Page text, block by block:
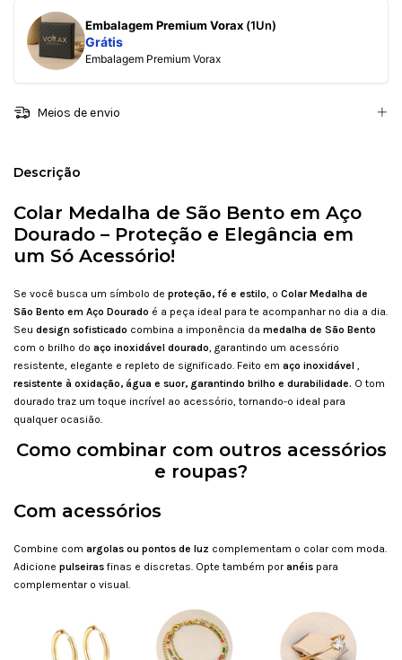
Embalagem Premium Vorax (1Un)
Grátis
Embalagem Premium Vorax
Meios de envio
Descrição
Colar Medalha de São Bento em Aço
Dourado – Proteção e Elegância em
um Só Acessório!
Se você busca um símbolo de proteção, fé e estilo, o Colar Medalha de
São Bento em Aço Dourado é a peça ideal para te acompanhar no dia a dia.
Seu design sofisticado combina a imponência da medalha de São Bento
com o brilho do aço inoxidável dourado, garantindo um acessório
resistente, elegante e repleto de significado. Feito em aço inoxidável ,
resistente à oxidação, água e suor, garantindo brilho e durabilidade. O tom
dourado traz um toque incrível ao acessório, tornando-o ideal para
qualquer ocasião.
Como combinar com outros acessórios
e roupas?
Com acessórios
Combine com argolas ou pontos de luz complementam o colar com moda.
Adicione pulseiras finas e discretas. Opte também poranéis para
complementar o visual.